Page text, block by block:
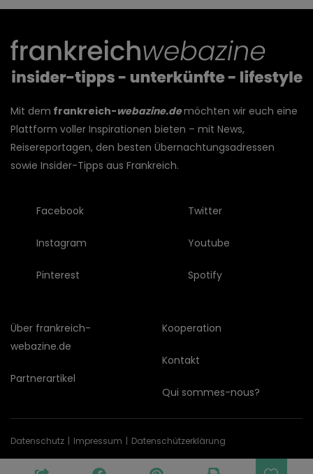
Mit dem frankreich-webazine.demöchten wir euch eine
Plattform voller Inspirationen bieten – mit News,
Reisereportagen, den besten Übernachtungsadressen
sowie Insider-Tipps aus Frankreich.
Facebook
Instagram
Pinterest
Twitter
Youtube
Spotify
Über frankreich-
webazine.de
Partnerartikel
Kooperation
Kontakt
Qui sommes-nous?
© Copyright © 2026 frankreich-webazine.de
Datenschutz Impressum Datenschützerklärung